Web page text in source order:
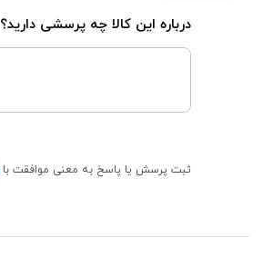
درباره این کالا چه پرسشی دارید؟
ثبت پرسش یا پاسخ به معنی موافقت با